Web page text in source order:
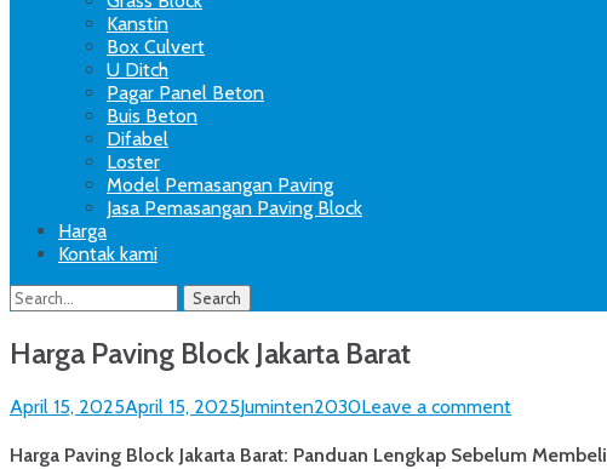
Kanstin
Box Culvert
U Ditch
Pagar Panel Beton
Buis Beton
Difabel
Loster
Model Pemasangan Paving
Jasa Pemasangan Paving Block
Harga
Kontak kami
Search
Search
for:
Harga Paving Block Jakarta Barat
Posted
April 15, 2025April 15, 2025Author
Juminten2030Leave a comment
Harga Paving Block Jakarta Barat: Panduan Lengkap Sebelum Membeli